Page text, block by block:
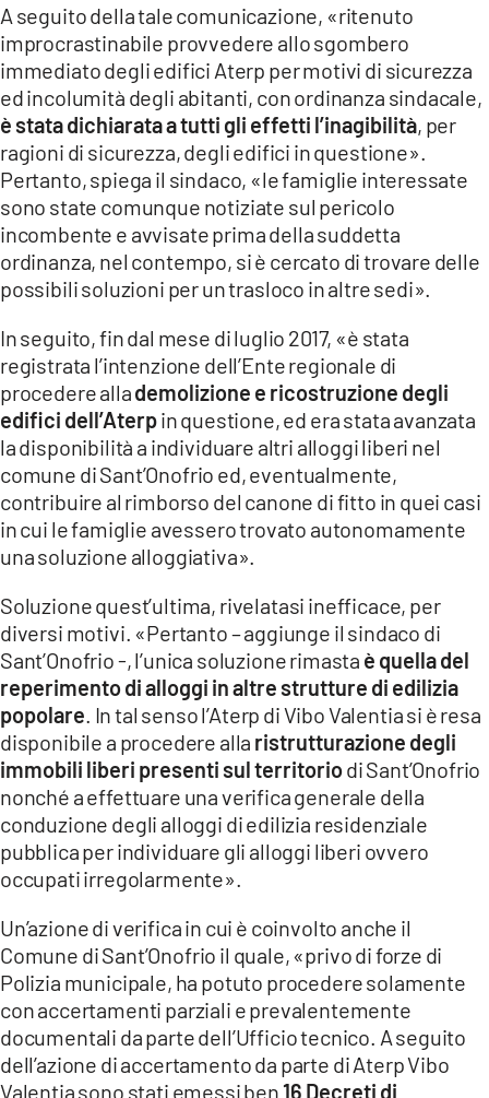
APPLE
A seguito della tale comunicazione, «ritenuto
improcrastinabile provvedere allo sgombero
immediato degli edifici Aterp per motivi di sicurezza
ed incolumità degli abitanti, con ordinanza sindacale,
è stata dichiarata a tutti gli effetti l’inagibilità, per
ragioni di sicurezza, degli edifici in questione».
Pertanto, spiega il sindaco, «le famiglie interessate
sono state comunque notiziate sul pericolo
incombente e avvisate prima della suddetta
ordinanza, nel contempo, si è cercato di trovare delle
possibili soluzioni per un trasloco in altre sedi».
In seguito, fin dal mese di luglio 2017, «è stata
registrata l’intenzione dell’Ente regionale di
procedere allademolizione e ricostruzione degli
edifici dell’Aterpin questione, ed era stata avanzata
la disponibilità a individuare altri alloggi liberi nel
comune di Sant’Onofrio ed, eventualmente,
contribuire al rimborso del canone di fitto in quei casi
in cui le famiglie avessero trovato autonomamente
una soluzione alloggiativa».
Soluzione quest’ultima, rivelatasi inefficace, per
diversi motivi. «Pertanto – aggiunge il sindaco di
Sant’Onofrio -, l’unica soluzione rimasta è quella del
reperimento di alloggi in altre strutture di edilizia
popolare . In tal senso l’Aterp di Vibo Valentia si è resa
disponibile a procedere alla ristrutturazione degli
immobili liberi presenti sul territoriodi Sant’Onofrio
nonché a effettuare una verifica generale della
conduzione degli alloggi di edilizia residenziale
pubblica per individuare gli alloggi liberi ovvero
occupati irregolarmente».
Un’azione di verifica in cui è coinvolto anche il
Comune di Sant’Onofrio il quale, «privo di forze di
Polizia municipale, ha potuto procedere solamente
con accertamenti parziali e prevalentemente
documentali da parte dell’Ufficio tecnico. A seguito
dell’azione di accertamento da parte di Aterp Vibo
Valentia sono stati emessi ben 16 Decreti di